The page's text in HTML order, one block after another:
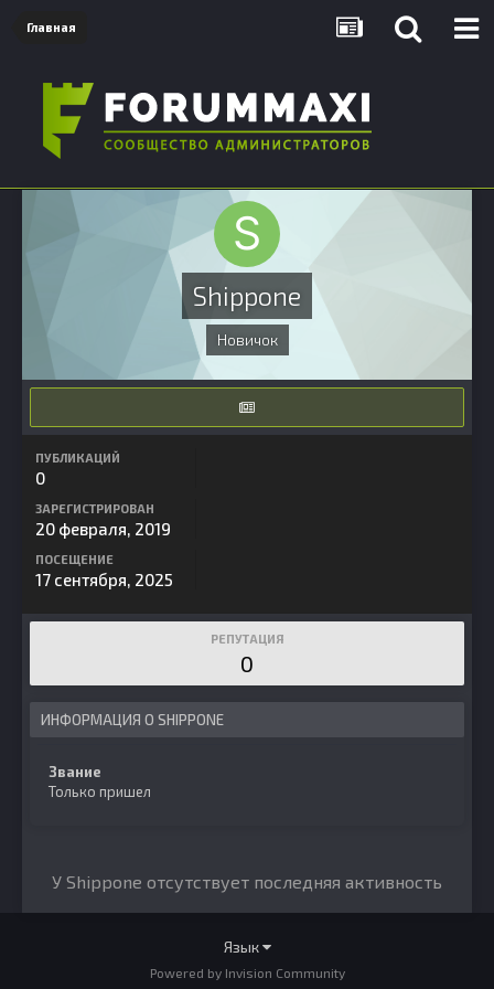
Главная
Shippone
Новичок
ПУБЛИКАЦИЙ
0
ЗАРЕГИСТРИРОВАН
20 февраля, 2019
ПОСЕЩЕНИЕ
17 сентября, 2025
РЕПУТАЦИЯ
0
ИНФОРМАЦИЯ О SHIPPONE
Звание
Только пришел
У Shippone отсутствует последняя активность
Язык
Powered by Invision Community